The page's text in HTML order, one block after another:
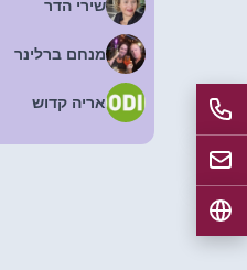
שירי הדר
מנחם ברלינר
אריה קדוש